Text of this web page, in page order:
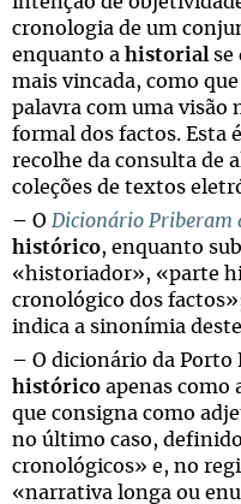
cronologia de um
enquanto a historial
se
mais vincada, como
palavra com uma visão
formal dos factos. Esta
recolhe da consulta de
coleções de textos
– O Dicionário Priberam
histórico, enquanto
«historiador», «parte
cronológico dos
indica a sinonímia
– O dicionário da Porto
histórico apenas como
que consigna como
no último caso,
cronológicos» e, no
«narrativa longa ou